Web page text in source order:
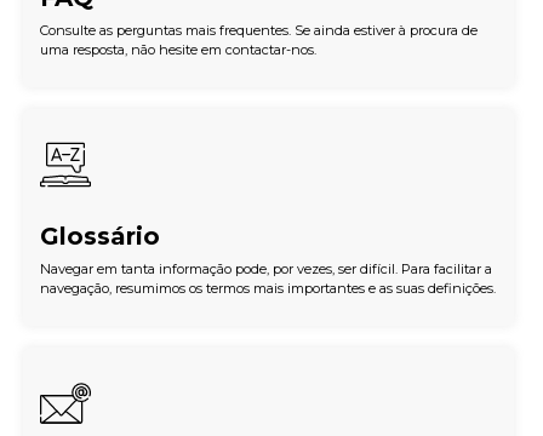
Consulte as perguntas mais frequentes. Se ainda estiver à procura de
uma resposta, não hesite em contactar-nos.
Glossário
Navegar em tanta informação pode, por vezes, ser difícil. Para facilitar a
navegação, resumimos os termos mais importantes e as suas definições.